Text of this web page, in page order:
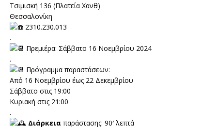
Τσιμισκή 136 (Πλατεία Χανθ)
Θεσσαλονίκη
2310.230.013
.
Πρεμιέρα: Σάββατο 16 Νοεμβρίου 2024
.
Πρόγραμμα παραστάσεων:
Από 16 Νοεμβρίου έως 22 Δεκεμβρίου
Σάββατο στις 19:00
Κυριακή στις 21:00
.
Διάρκεια παράστασης: 90′ λεπτά